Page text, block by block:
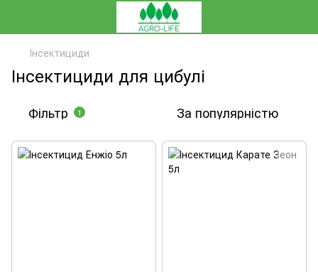
Інсектициди
Інсектициди для цибулі
Фільтр 1 За популярністю